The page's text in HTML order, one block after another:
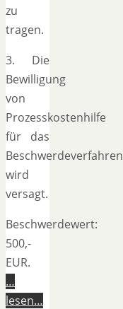
zu
tragen.
3. Die
Bewilligung
von
Prozesskostenhilfe
für das
Beschwerdeverfahren
wird
versagt.
Beschwerdewert:
500,-
EUR.
…
lesen…